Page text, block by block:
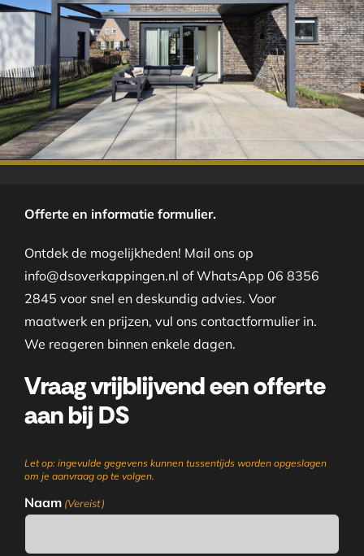
.
Offerte en informatie formulier.
Ontdek de mogelijkheden! Mail ons op
info@dsoverkappingen.nl of WhatsApp 06 8356
2845 voor snel en deskundig advies. Voor
maatwerk en prijzen, vul ons contactformulier in.
We reageren binnen enkele dagen.
Vraag vrijblijvend een offerte
aan bij DS
Let op: ingevulde gegevens kunnen tussentijds worden opgeslagen
om je aanvraag op te volgen.
Naam (Vereist)